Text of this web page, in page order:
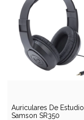
Auriculares De Estudio
Samson SR350